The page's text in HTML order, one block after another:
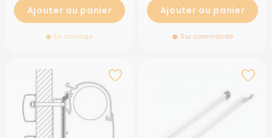
Ajouter au panier
En arrivage
Ajouter au panier
Sur commande